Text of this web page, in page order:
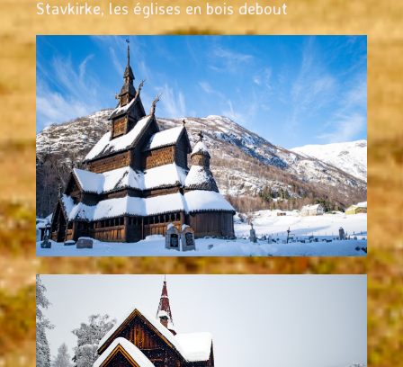
Stavkirke, les églises en bois debout